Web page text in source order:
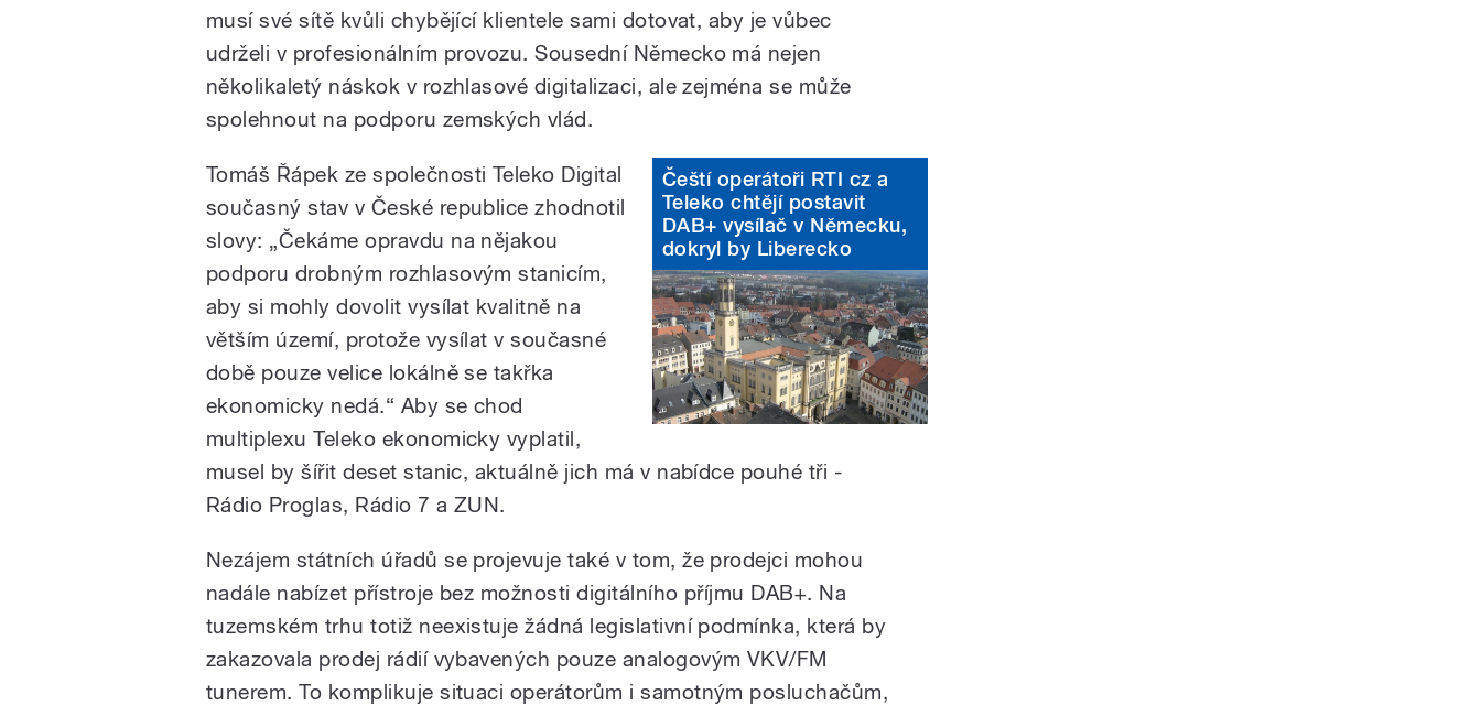
musí své sítě kvůli chybějící klientele sami dotovat, aby je vůbec
udrželi v profesionálním provozu. Sousední Německo má nejen
několikaletý náskok v rozhlasové digitalizaci, ale zejména se může
spolehnout na podporu zemských vlád.
Čeští operátoři RTI cz a
Teleko chtějí postavit
DAB+ vysílač v Německu,
dokryl by Liberecko
Tomáš Řápek ze společnosti Teleko Digital
současný stav v České republice zhodnotil
slovy: „Čekáme opravdu na nějakou
podporu drobným rozhlasovým stanicím,
aby si mohly dovolit vysílat kvalitně na
větším území, protože vysílat v současné
době pouze velice lokálně se takřka
ekonomicky nedá.“ Aby se chod
multiplexu Teleko ekonomicky vyplatil,
musel by šířit deset stanic, aktuálně jich má v nabídce pouhé tři -
Rádio Proglas, Rádio 7 a ZUN.
Nezájem státních úřadů se projevuje také v tom, že prodejci mohou
nadále nabízet přístroje bez možnosti digitálního příjmu DAB+. Na
tuzemském trhu totiž neexistuje žádná legislativní podmínka, která by
zakazovala prodej rádií vybavených pouze analogovým VKV/FM
tunerem. To komplikuje situaci operátorům i samotným posluchačům,